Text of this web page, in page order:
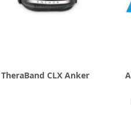
TheraBand CLX Anker